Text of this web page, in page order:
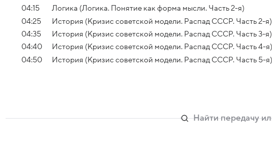
04:15
Логика (Логика. Понятие как форма мысли. Часть 2-я)
04:25
История (Кризис советской модели. Распад СССР. Часть 2-я)
04:35
История (Кризис советской модели. Распад СССР. Часть 3-я)
04:40
История (Кризис советской модели. Распад СССР. Часть 4-я)
04:50
История (Кризис советской модели. Распад СССР. Часть 5-я)